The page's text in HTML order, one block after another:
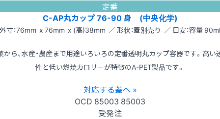
定番
C-AP丸カップ 76-90 身 (中央化学)
外寸：76mm x 76mm x (高)38mm ／ 形状：蓋別売り ／ 目安：容量 90ml
から、水産・農産まで用途いろいろの定番透明丸カップ容器です。高い
性と低い燃焼カロリーが特徴のA-PET製品です。
対応する蓋へ »
OCD 85003 85003
受発注